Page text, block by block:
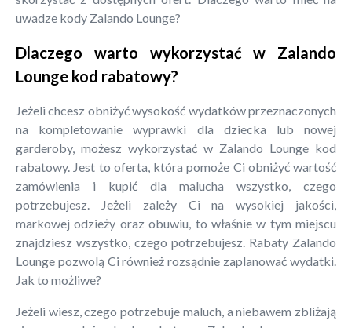
uwadze kody Zalando Lounge?
Dlaczego warto wykorzystać w Zalando
Lounge kod rabatowy?
Jeżeli chcesz obniżyć wysokość wydatków przeznaczonych
na kompletowanie wyprawki dla dziecka lub nowej
garderoby, możesz wykorzystać w Zalando Lounge kod
rabatowy. Jest to oferta, która pomoże Ci obniżyć wartość
zamówienia i kupić dla malucha wszystko, czego
potrzebujesz. Jeżeli zależy Ci na wysokiej jakości,
markowej odzieży oraz obuwiu, to właśnie w tym miejscu
znajdziesz wszystko, czego potrzebujesz. Rabaty Zalando
Lounge pozwolą Ci również rozsądnie zaplanować wydatki.
Jak to możliwe?
Jeżeli wiesz, czego potrzebuje maluch, a niebawem zbliżają